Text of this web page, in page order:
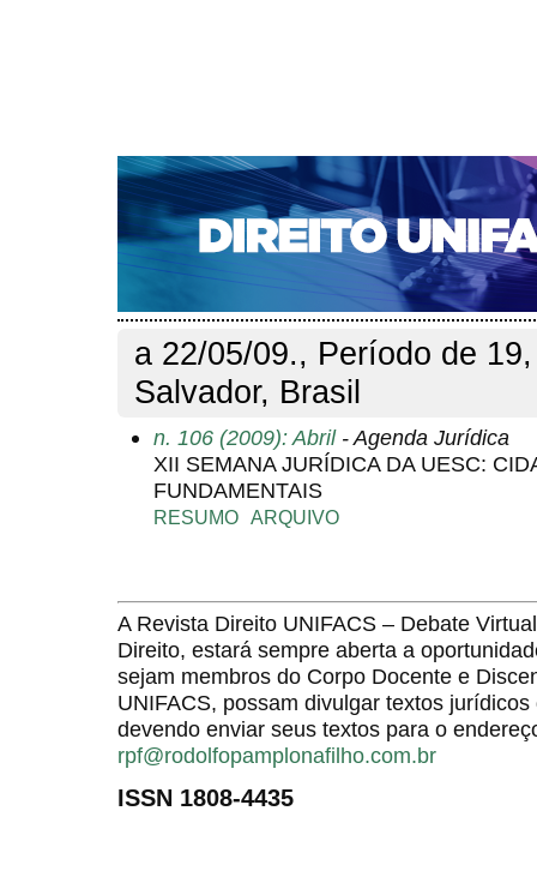
CAPA SOBRE ACESSO CADASTRO
NOTÍCIAS
EDIÇÕES DE Nº 1 A 100 WEBMAIL
Capa>Pesquisa> Perfil do autor
Perfil do autor
a 22/05/09., Período de
Salvador, Brasil
n. 106 (2009): Abril- Agenda Jurídica
XII SEMANA JURÍDICA DA UESC:
FUNDAMENTAIS
RESUMO ARQUIVO
A Revista Direito UNIFACS – Debate
Direito, estará sempre aberta a
sejam membros do Corpo Docente e
UNIFACS, possam divulgar textos
devendo enviar seus textos para o
rpf@rodolfopamplonafilho.com.br
ISSN 1808-4435